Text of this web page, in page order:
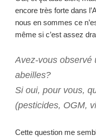
encore très forte dans
nous en sommes ce
même si c’est assez
Avez-vous observé
abeilles?
Si oui, pour vous,
(pesticides, OGM,
Cette question me